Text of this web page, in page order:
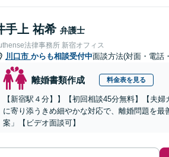
手上 祐希 弁護士
法律事務所 新宿オフィス
川口市 からも相談受付中面談方法(対面・電話
離婚書類作成 料金表を見る
【新宿駅４分】】【初回相談45分無料】【夫
に寄り添うきめ細やかな対応で、離婚問題を
案」【ビデオ面談可】